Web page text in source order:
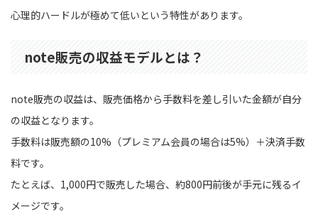
心理的ハードルが極めて低いという特性があります。
note販売の収益モデルとは？
note販売の収益は、販売価格から手数料を差し引いた金額が自分
の収益となります。
手数料は販売額の10%（プレミアム会員の場合は5%）＋決済手数
料です。
たとえば、1,000円で販売した場合、約800円前後が手元に残るイ
メージです。